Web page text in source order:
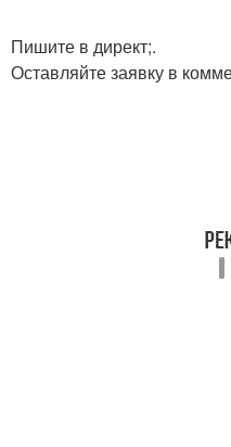
Пишите в директ;.
Оставляйте заявку в